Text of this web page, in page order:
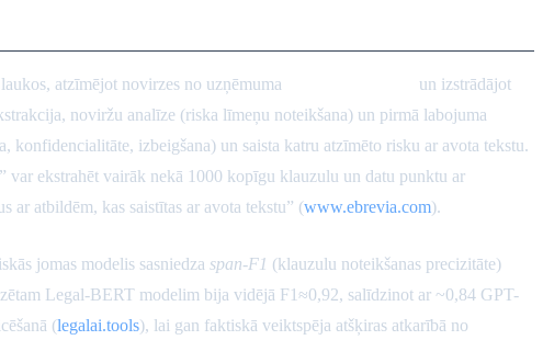
atzīmējot novirzes no uzņēmuma
un izstrādājot
noviržu analīze (riska līmeņu noteikšana) un pirmā labojuma
izbeigšana) un saista katru atzīmēto risku ar avota tekstu.
var ekstrahēt vairāk nekā 1000 kopīgu klauzulu un datu punktu ar
ar atbildēm, kas saistītas ar avota tekstu” (www.ebrevia.com).
jomas modelis sasniedza span-F1 (klauzulu noteikšanas precizitāte)
Legal-BERT modelim bija vidējā F1≈0,92, salīdzinot ar ~0,84 GPT-
(legalai.tools), lai gan faktiskā veiktspēja atšķiras atkarībā no